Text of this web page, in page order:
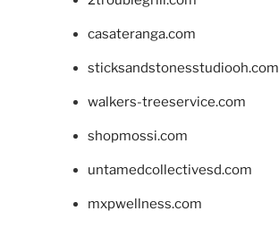
casateranga.com
sticksandstonesstudiooh.com
walkers-treeservice.com
shopmossi.com
untamedcollectivesd.com
mxpwellness.com